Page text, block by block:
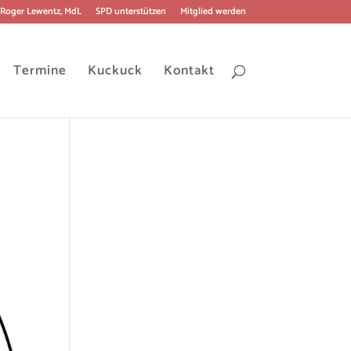
Roger Lewentz, MdL SPD unterstützen Mitglied werden
Termine Kuckuck Kontakt